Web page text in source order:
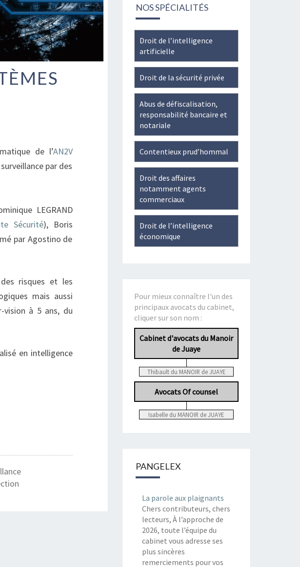
de l’AN2V
par des
LEGRAND
Sécurité), Boris
par Agostino de
risques et les
mais aussi
vision à 5 ans, du
en intelligence
JUAYE-
241796005867275’s
profile
on
Facebook
NOS SPÉCIALITÉS
Droit de l’intelligence
artificielle
Droit de la sécurité privée
Abus de défiscalisation,
responsabilité bancaire et
notariale
Contentieux prud’hommal
Droit des affaires
notamment agents
commerciaux
Droit de l’intelligence
économique
Pour mieux connaître l'un des
principaux avocats du cabinet,
cliquer sur son nom :
Cabinet d'avocats du Manoir
de Juaye
Thibault du MANOIR de JUAYE
Avocats Of counsel
Isabelle du MANOIR de JUAYE
PANGELEX
La parole aux plaignants
Chers contributeurs, chers
lecteurs, À l’approche de
2026, toute l’équipe du
cabinet vous adresse ses
plus sincères
remerciements pour vos